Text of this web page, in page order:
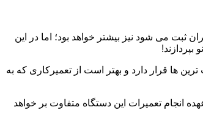
ثبت می شود نیز بیشتر خواهد بود؛ اما در این
ها قرار دارد و بهتر است از تعمیرکاری که به
انجام تعمیرات این دستگاه متفاوت بر خواهد